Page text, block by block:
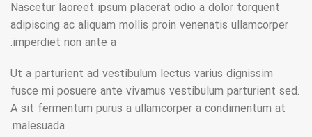
Nascetur laoreet ipsum placerat odio a dolor torquent
adipiscing ac aliquam mollis proin venenatis ullamcorper
imperdiet non ante a.
Ut a parturient ad vestibulum lectus varius dignissim
fusce mi posuere ante vivamus vestibulum parturient sed.
A sit fermentum purus a ullamcorper a condimentum at
malesuada.